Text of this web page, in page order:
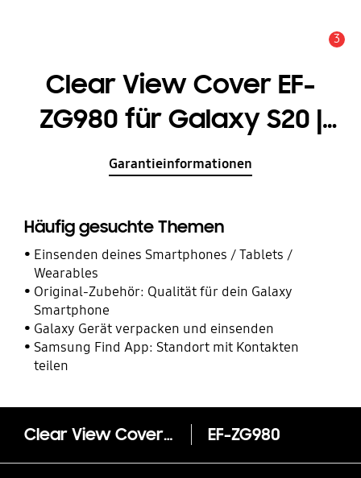
3
Clear View Cover EF-
ZG980 für Galaxy S20 |
S20 5G
Garantieinformationen
Häufig gesuchte Themen
Einsenden deines Smartphones / Tablets /
Wearables
Original-Zubehör: Qualität für dein Galaxy
Smartphone
Galaxy Gerät verpacken und einsenden
Samsung Find App: Standort mit Kontakten
teilen
Clear View Cover EF-ZG980 für Galaxy S20 | S20 5G EF-ZG980